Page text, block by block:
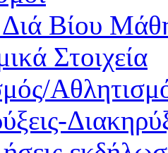
Βίου
Στοιχεία